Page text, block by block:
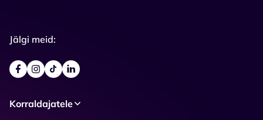
Jälgi meid:
Korraldajatele